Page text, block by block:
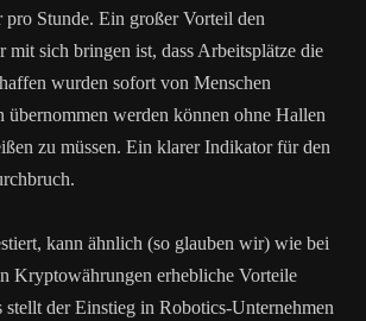
Stunde. Ein großer Vorteil den
mit sich bringen ist, dass Arbeitsplätze die
wurden sofort von Menschen
übernommen werden können ohne Hallen
zu müssen. Ein klarer Indikator für den
kann ähnlich (so glauben wir) wie bei
Kryptowährungen erhebliche Vorteile
der Einstieg in Robotics-Unternehmen